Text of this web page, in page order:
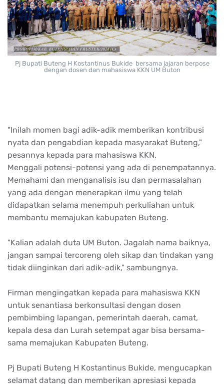
Pj Bupati Buteng H Kostantinus Bukide bersama jajaran berpose
dengan dosen dan mahasiswa KKN UM Buton
"Inilah momen bagi adik-adik memberikan kontribusi
nyata dan pengabdian kepada masyarakat Buteng,"
pesannya kepada para mahasiswa KKN.
Menggali potensi-potensi yang ada di penempatannya.
Memahami dan menganalisis isu dan permasalahan
yang ada dengan menerapkan ilmu yang telah
didapatkan selama menempuh perkuliahan untuk
membantu memajukan kabupaten Buteng.
"Kalian adalah duta UM Buton. Jagalah nama baiknya,
jangan sampai tercoreng oleh sikap dan tindakan yang
tidak diinginkan dari adik-adik," sambungnya.
Firman mengingatkan kepada para mahasiswa KKN
untuk senantiasa berkonsultasi dengan dosen
pembimbing lapangan, pemerintah daerah, camat,
kepala desa dan Lurah setempat agar bisa bersama-
sama memajukan Kabupaten Buteng.
Pj Bupati Buteng H Kostantinus Bukide, mengucapkan
selamat datang dan memberikan apresiasi kepada